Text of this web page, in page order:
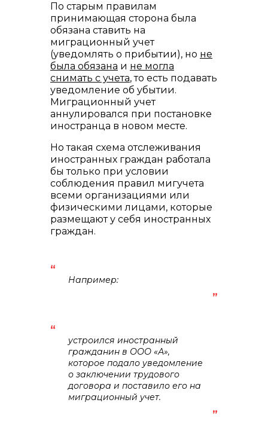
По старым правилам
принимающая сторона была
обязана ставить на
миграционный учет
(уведомлять о прибытии), но не
была обязана и не могла
снимать с учета, то есть подавать
уведомление об убытии.
Миграционный учет
аннулировался при постановке
иностранца в новом месте.
Но такая схема отслеживания
иностранных граждан работала
бы только при условии
соблюдения правил мигучета
всеми организациями или
физическими лицами, которые
размещают у себя иностранных
граждан.
Например:
устроился иностранный
гражданин в ООО «А»,
которое подало уведомление
о заключении трудового
договора и поставило его на
миграционный учет.